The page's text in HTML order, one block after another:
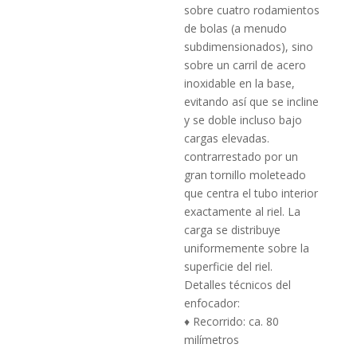
sobre cuatro rodamientos
de bolas (a menudo
subdimensionados), sino
sobre un carril de acero
inoxidable en la base,
evitando así que se incline
y se doble incluso bajo
cargas elevadas.
contrarrestado por un
gran tornillo moleteado
que centra el tubo interior
exactamente al riel. La
carga se distribuye
uniformemente sobre la
superficie del riel.
Detalles técnicos del
enfocador:
♦ Recorrido: ca. 80
milímetros